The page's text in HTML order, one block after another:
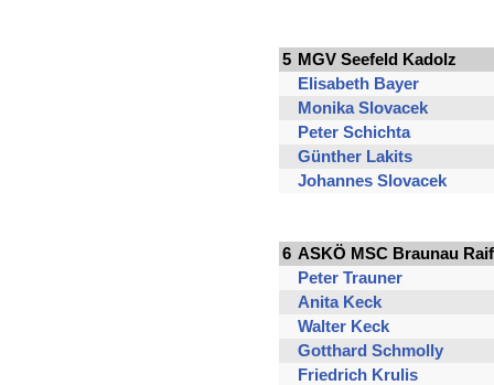
5 MGV Seefeld Kadolz
Elisabeth Bayer
Monika Slovacek
Peter Schichta
Günther Lakits
Johannes Slovacek
6 ASKÖ MSC Braunau
Peter Trauner
Anita Keck
Walter Keck
Gotthard Schmolly
Friedrich Krulis